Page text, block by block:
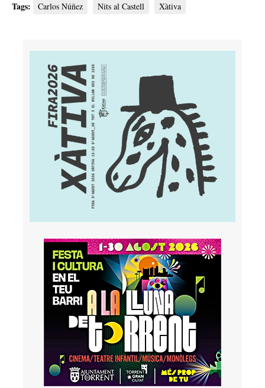
Tags: Carlos Núñez Nits al Castell Xàtiva